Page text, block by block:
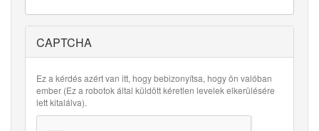
CAPTCHA
Ez a kérdés azért van itt, hogy bebizonyítsa, hogy ön valóban
ember (Ez a robotok által küldött kéretlen levelek elkerülésére
lett kitalálva).